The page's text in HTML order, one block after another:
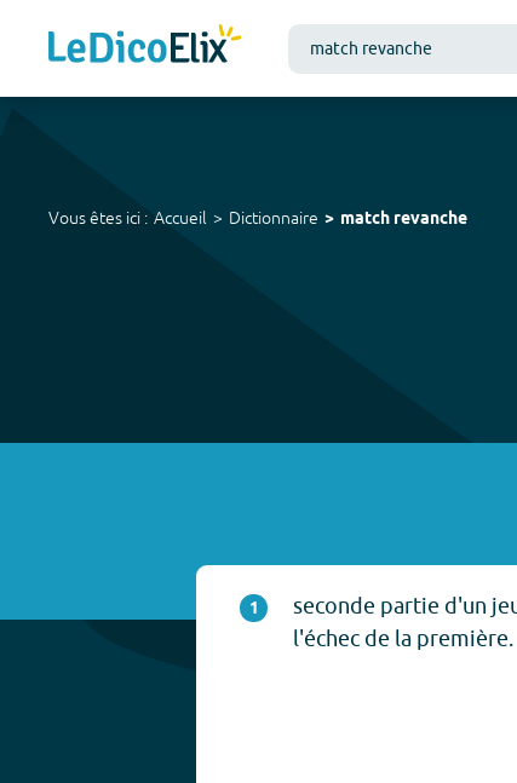
Vous êtes ici : Accueil Dictionnaire match revanche
1
seconde partie d'un
l'échec de la première.